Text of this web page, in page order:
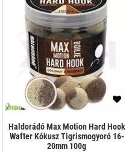
Haldorádó Max Motion Hard Hook
Wafter Kókusz Tigrismogyoró 16-
20mm 100g